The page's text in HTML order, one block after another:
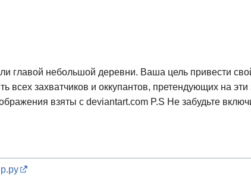
главой небольшой деревни. Ваша цель привести
всех захватчиков и оккупантов, претендующих на
взяты с deviantart.com P.S Не забудьте